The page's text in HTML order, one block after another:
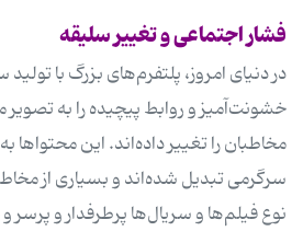
فشار اجتماعی و تغییر سلیقه
در دنیای امروز، پلتفرم‌های بزرگ با
خشونت‌آمیز و روابط پیچیده را به
مخاطبان را تغییر داده‌اند. این
سرگرمی تبدیل شده‌اند و بسیاری از
نوع فیلم‌ها و سریال‌ها پرطرفدار و